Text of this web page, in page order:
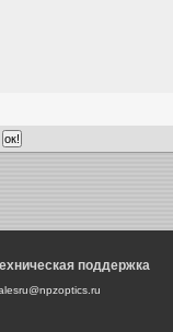
поддержка